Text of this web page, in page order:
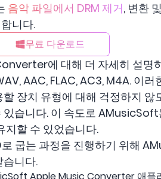
음악 파일에서 DRM 제거, 변환
니다.
무료 다운로드
에 대해 더 자세히 설명
AAC, FLAC, AC3, M4A. 이
장치 유형에 대해 걱정하지 않
습니다. 이 속도로
지할 수 있었습니다.
굽는 과정을 진행하기 위해
니다.